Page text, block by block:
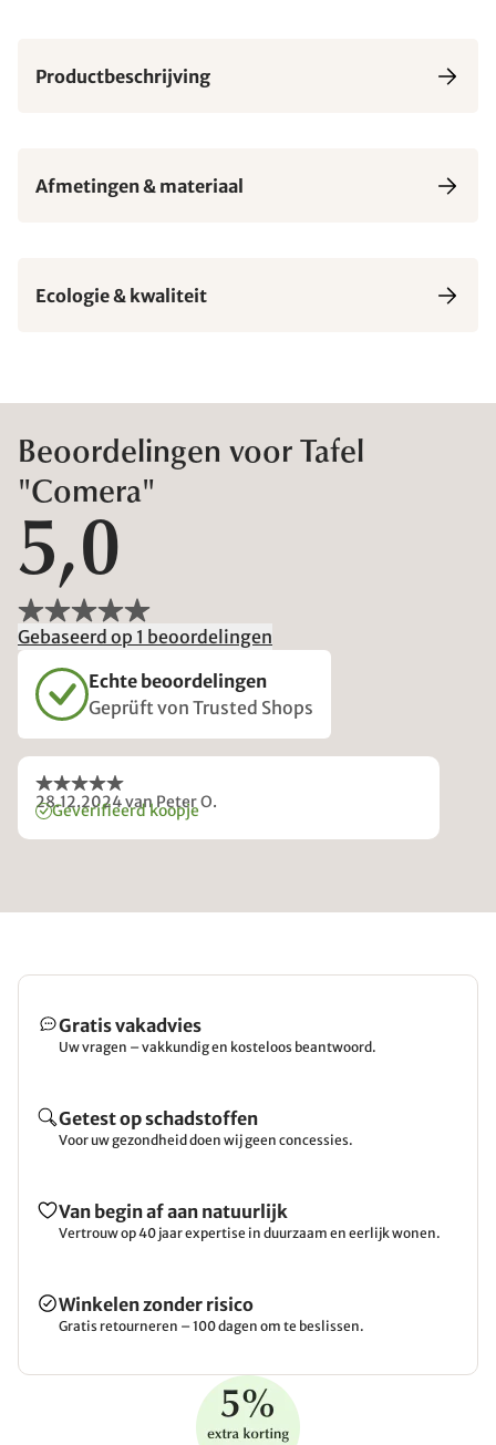
Productbeschrijving
Afmetingen & materiaal
Ecologie & kwaliteit
Beoordelingen voor Tafel
"Comera"
5,0
Gebaseerd op 1 beoordelingen
Echte beoordelingen
Geprüft von Trusted Shops
28.12.2024van Peter O.
Geverifieerd koopje
Gratis vakadvies
Uw vragen – vakkundig en kosteloos beantwoord.
Getest op schadstoffen
Voor uw gezondheid doen wij geen concessies.
Van begin af aan natuurlijk
Vertrouw op 40 jaar expertise in duurzaam en eerlijk wonen.
Winkelen zonder risico
Gratis retourneren – 100 dagen om te beslissen.